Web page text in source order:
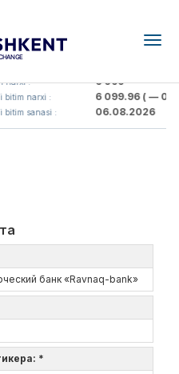
(<O'zmetkombinat> AJ)
: 6 099
narxi : 6 099.96( — 0.0 )
sanasi : 06.08.2026
банк «Ravnaq-bank»
*